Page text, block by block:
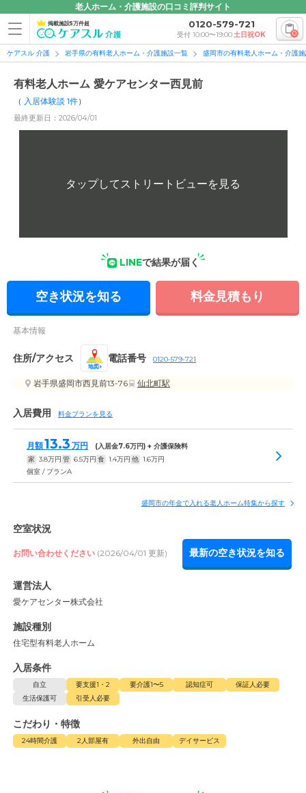
老人ホーム・介護施設の口コミ評判サイト
掲載施設5万件超 0120-579-721
受付 10:00〜19:00土日祝OK 0
ケアスル 介護 岩手県の有料老人ホーム・介護施設一覧 盛岡市の有料老人ホーム・介護
有料老人ホーム 愛ケアセンター西見前
（ 入居体験談 1件）
最終更新日：2026/04/01
LINEで結果が届く
空き状況を知る 料金見積もり
基本情報
住所/アクセス
地図
電話番号 0120-579-721
岩手県盛岡市西見前13-76 仙北町駅
入居費用 料金プランを見る
月額13.3 万円 (入居金7.6万円) + 介護保険料
家 3.8万円 管 6.5万円 食 1.4万円 他 1.6万円
個室 / プランA
盛岡市の年金で入れる老人ホーム特集から探す
空室状況
お問い合わせください (2026/04/01 更新) 最新の空き状況を知る
運営法人
愛ケアセンター株式会社
施設種別
住宅型有料老人ホーム
入居条件
自立 要支援1・2 要介護1〜5 認知症可
保証人必要
生活保護可
引受人必要
こだわり・特徴
24時間介護 2人部屋有 外出自由 デイサービス